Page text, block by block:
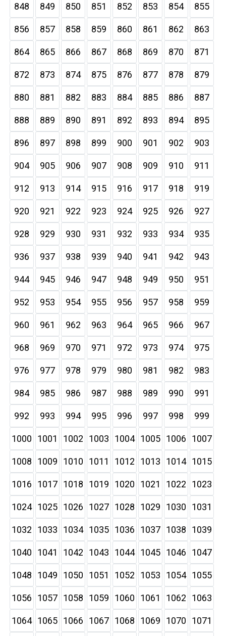
848 849 850 851 852 853 854 855
856 857 858 859 860 861 862 863
864 865 866 867 868 869 870 871
872 873 874 875 876 877 878 879
880 881 882 883 884 885 886 887
888 889 890 891 892 893 894 895
896 897 898 899 900 901 902 903
904 905 906 907 908 909 910 911
912 913 914 915 916 917 918 919
920 921 922 923 924 925 926 927
928 929 930 931 932 933 934 935
936 937 938 939 940 941 942 943
944 945 946 947 948 949 950 951
952 953 954 955 956 957 958 959
960 961 962 963 964 965 966 967
968 969 970 971 972 973 974 975
976 977 978 979 980 981 982 983
984 985 986 987 988 989 990 991
992 993 994 995 996 997 998 999
1000 1001 1002 1003 1004 1005 1006 1007
1008 1009 1010 1011 1012 1013 1014 1015
1016 1017 1018 1019 1020 1021 1022 1023
1024 1025 1026 1027 1028 1029 1030 1031
1032 1033 1034 1035 1036 1037 1038 1039
1040 1041 1042 1043 1044 1045 1046 1047
1048 1049 1050 1051 1052 1053 1054 1055
1056 1057 1058 1059 1060 1061 1062 1063
1064 1065 1066 1067 1068 1069 1070 1071